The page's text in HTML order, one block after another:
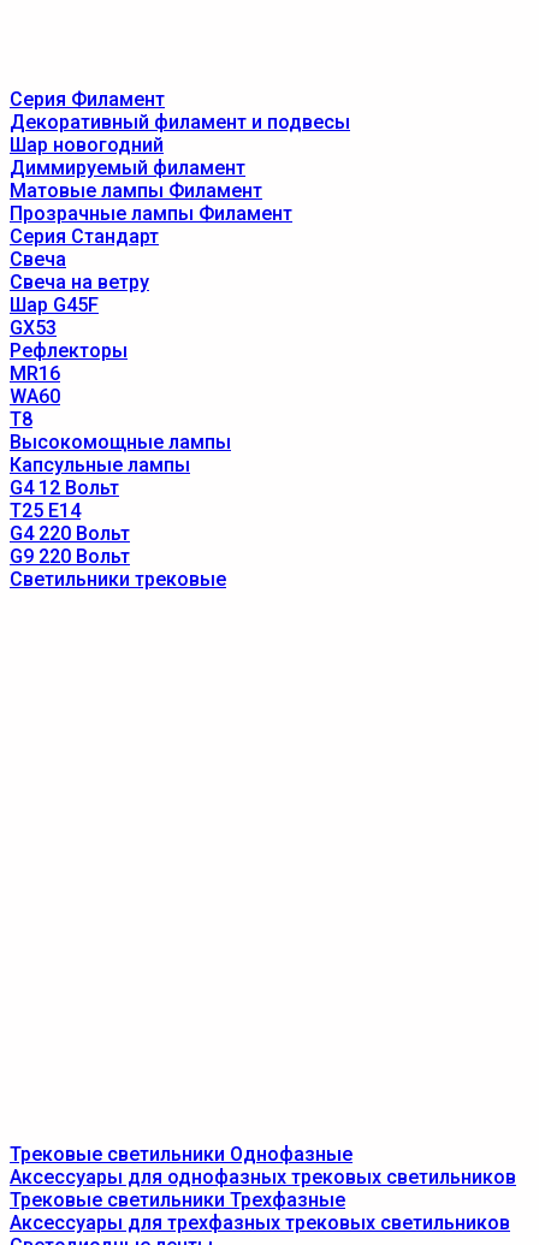
Серия Филамент
Декоративный филамент и подвесы
Шар новогодний
Диммируемый филамент
Матовые лампы Филамент
Прозрачные лампы Филамент
Серия Стандарт
Свеча
Свеча на ветру
Шар G45F
GX53
Рефлекторы
MR16
WA60
T8
Высокомощные лампы
Капсульные лампы
G4 12 Вольт
T25 E14
G4 220 Вольт
G9 220 Вольт
Светильники трековые
Трековые светильники Однофазные
Аксессуары для однофазных трековых светильников
Трековые светильники Трехфазные
Аксессуары для трехфазных трековых светильников